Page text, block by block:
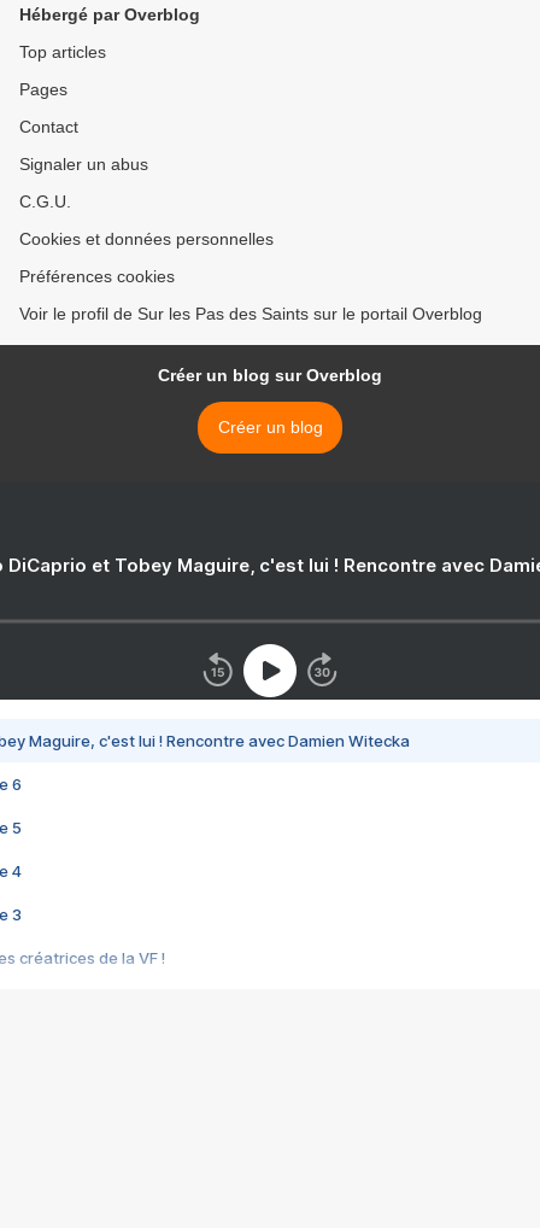
Hébergé par Overblog
Top articles
Pages
Contact
Signaler un abus
C.G.U.
Cookies et données personnelles
Préférences cookies
Voir le profil de Sur les Pas des Saints sur le portail Overblog
Créer un blog sur Overblog
Créer un blog
DiCaprio et Tobey Maguire, c'est lui ! Rencontre avec
Maguire, c'est lui ! Rencontre avec Damien Witecka
6
5
4
3
créatrices de la VF !